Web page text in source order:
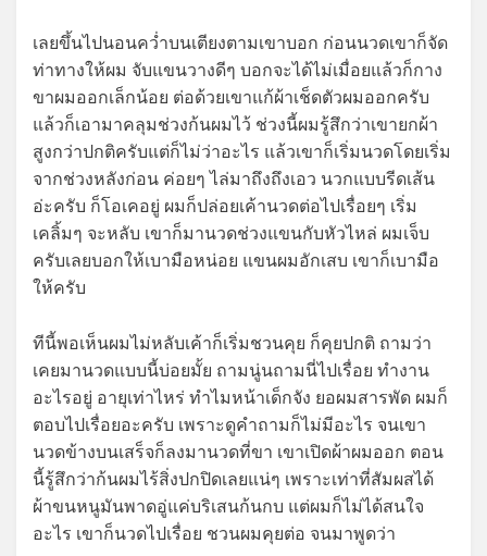
เลยขึ้นไปนอนคว่ำบนเตียงตามเขาบอก ก่อนนวดเขาก็จัด
ท่าทางให้ผม จับแขนวางดีๆ บอกจะได้ไม่เมื่อยแล้วก็กาง
ขาผมออกเล็กน้อย ต่อด้วยเขาแก้ผ้าเช็ดตัวผมออกครับ
แล้วก็เอามาคลุมช่วงก้นผมไว้ ช่วงนี้ผมรู้สึกว่าเขายกผ้า
สูงกว่าปกติครับแต่ก็ไม่ว่าอะไร แล้วเขาก็เริ่มนวดโดยเริ่ม
จากช่วงหลังก่อน ค่อยๆ ไล่มาถึงถึงเอว นวกแบบรีดเส้น
อ่ะครับ ก็โอเคอยู่ ผมก็ปล่อยเค้านวดต่อไปเรื่อยๆ เริ่ม
เคลิ้มๆ จะหลับ เขาก็มานวดช่วงแขนกับหัวไหล่ ผมเจ็บ
ครับเลยบอกให้เบามือหน่อย แขนผมอักเสบ เขาก็เบามือ
ให้ครับ
ทีนี้พอเห็นผมไม่หลับเค้าก็เริ่มชวนคุย ก็คุยปกติ ถามว่า
เคยมานวดแบบนี้บ่อยมั้ย ถามนู่นถามนี่ไปเรื่อย ทำงาน
อะไรอยู่ อายุเท่าไหร่ ทำไมหน้าเด็กจัง ยอผมสารพัด ผมก็
ตอบไปเรื่อยอะครับ เพราะดูคำถามก็ไม่มีอะไร จนเขา
นวดข้างบนเสร็จก็ลงมานวดที่ขา เขาเปิดผ้าผมออก ตอน
นี้รู้สึกว่าก้นผมไร้สิ่งปกปิดเลยแน่ๆ เพราะเท่าที่สัมผสได้
ผ้าขนหนูมันพาดอู่แค่บริเสนก้นกบ แต่ผมก็ไม่ได้สนใจ
อะไร เขาก็นวดไปเรื่อย ชวนผมคุยต่อ จนมาพูดว่า